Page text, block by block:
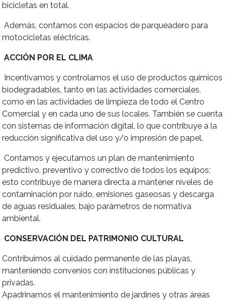
bicicletas en total.
Además, contamos con espacios de parqueadero para
motocicletas eléctricas.
ACCIÓN POR EL CLIMA
Incentivamos y controlamos el uso de productos químicos
biodegradables, tanto en las actividades comerciales,
como en las actividades de limpieza de todo el Centro
Comercial y en cada uno de sus locales. También se cuenta
con sistemas de información digital, lo que contribuye a la
reducción significativa del uso y/o impresión de papel.
Contamos y ejecutamos un plan de mantenimiento
predictivo, preventivo y correctivo de todos los equipos;
esto contribuye de manera directa a mantener niveles de
contaminación por ruido, emisiones gaseosas y descarga
de aguas residuales, bajo parámetros de normativa
ambiental.
CONSERVACIÓN DEL PATRIMONIO CULTURAL
Contribuimos al cuidado permanente de las playas,
manteniendo convenios con instituciones públicas y
privadas.
Apadrinamos el mantenimiento de jardines y otras áreas